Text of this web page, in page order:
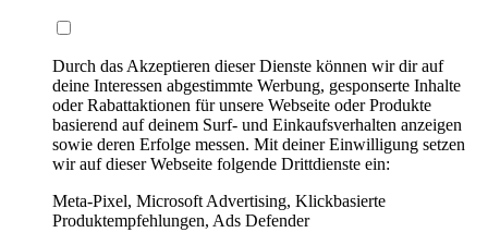
Durch das Akzeptieren dieser Dienste können wir dir auf
deine Interessen abgestimmte Werbung, gesponserte Inhalte
oder Rabattaktionen für unsere Webseite oder Produkte
basierend auf deinem Surf- und Einkaufsverhalten anzeigen
sowie deren Erfolge messen. Mit deiner Einwilligung setzen
wir auf dieser Webseite folgende Drittdienste ein:
Meta-Pixel, Microsoft Advertising, Klickbasierte
Produktempfehlungen, Ads Defender